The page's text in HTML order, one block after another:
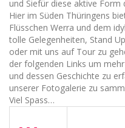
und Siefür diese aktive
Hier im Süden Thüringens
Flüsschen Werra und dem
tolle Gelegenheiten, Stand
oder mit uns auf Tour zu
der folgenden Links um
und dessen Geschichte zu
unserer Fotogalerie zu
Viel Spass…